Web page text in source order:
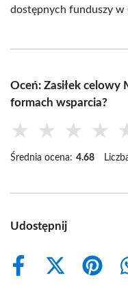
dostępnych funduszy w
Oceń: Zasiłek celowy
formach wsparcia?
★ ★ ★ ★
Średnia ocena: 4.68
Udostępnij
Share
Share
Share